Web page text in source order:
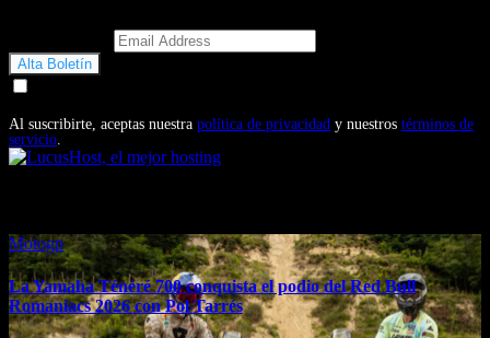
Al suscribirte, aceptas nuestra política de privacidad y nuestros términos de
servicio.
Motogp
La Yamaha Ténéré 700 conquista el podio del Red Bull
Romaniacs 2026 con Pol Tarrés